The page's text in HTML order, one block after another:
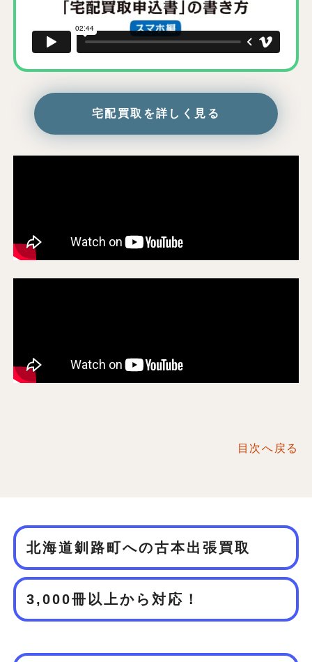
宅配買取を詳しく見る
目次へ戻る
北海道釧路町への古本出張買取
3,000冊以上から対応！